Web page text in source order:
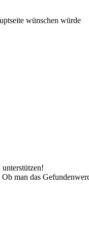
wünschen würde
man das